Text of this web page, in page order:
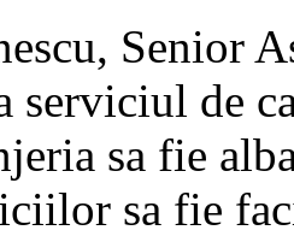
Senior
serviciul de
sa fie
sa fie